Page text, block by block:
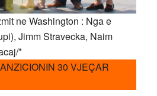
ne Washington : Nga e
Jimm Stravecka, Naim
*
30 VJEÇAR